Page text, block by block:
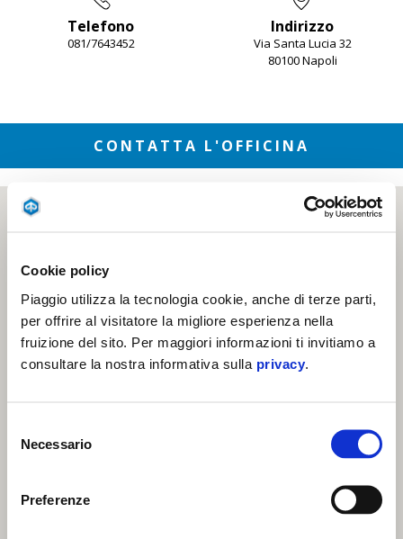
Cookie policy
Piaggio utilizza la tecnologia cookie, anche di terze parti,
per offrire al visitatore la migliore esperienza nella
fruizione del sito. Per maggiori informazioni ti invitiamo a
consultare la nostra informativa sulla privacy
delNecessario
Preferenze
Telefono
081/7643452
Indirizzo
Via Santa Lucia 32
80100 Napoli
CONTATTA L'OFFICINA